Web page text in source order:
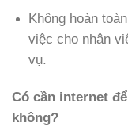
Không hoàn
việc cho nhân
vụ.
Có cần internet
không?